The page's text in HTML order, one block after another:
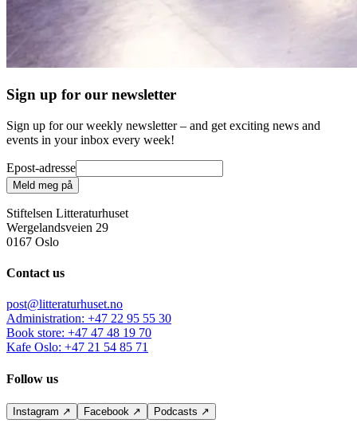
Sign up for our newsletter
Sign up for our weekly newsletter – and get exciting news and
events in your inbox every week!
Epost-adresse
Meld meg på
Stiftelsen Litteraturhuset
Wergelandsveien 29
0167 Oslo
Contact us
post@litteraturhuset.no
Administration: +47 22 95 55 30
Book store: +47 47 48 19 70
Kafe Oslo: +47 21 54 85 71
Follow us
Instagram ↗ Facebook ↗ Podcasts ↗